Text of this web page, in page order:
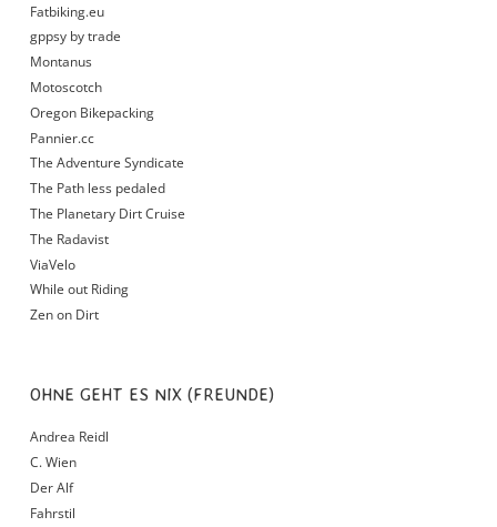
Fatbiking.eu
gppsy by trade
Montanus
Motoscotch
Oregon Bikepacking
Pannier.cc
The Adventure Syndicate
The Path less pedaled
The Planetary Dirt Cruise
The Radavist
ViaVelo
While out Riding
Zen on Dirt
OHNE GEHT ES NIX (FREUNDE)
Andrea Reidl
C. Wien
Der Alf
Fahrstil